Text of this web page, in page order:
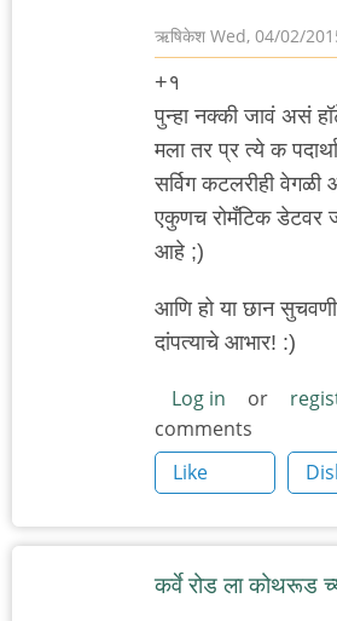
ऋषिकेश Wed, 04/02/
+१
पुन्हा नक्की जावं असं
मला तर प्र त्ये क
सर्विग कटलरीही
एकुणच रोमँटिक डेटवर
आहे ;)
आणि हो या छान
दांपत्याचे आभार! :)
Log in or
comments
Like
कर्वे रोड ला कोथरूड